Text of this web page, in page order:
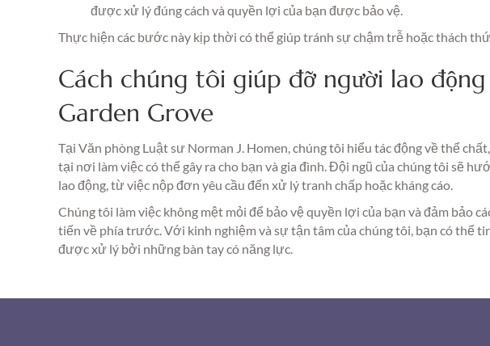
được xử lý đúng cách và quyền lợi của bạn được bảo vệ.
Thực hiện các bước này kịp thời có thể giúp tránh sự chậm trễ hoặc thách
Cách chúng tôi giúp đỡ người lao
Garden Grove
Tại Văn phòng Luật sư Norman J. Homen, chúng tôi hiểu tác động về thể
tại nơi làm việc có thể gây ra cho bạn và gia đình. Đội ngũ của chúng tôi sẽ
lao động, từ việc nộp đơn yêu cầu đến xử lý tranh chấp hoặc kháng cáo.
Chúng tôi làm việc không mệt mỏi để bảo vệ quyền lợi của bạn và đảm bảo
tiến về phía trước. Với kinh nghiệm và sự tận tâm của chúng tôi, bạn có thể
được xử lý bởi những bàn tay có năng lực.